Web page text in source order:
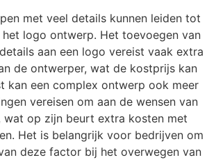
met veel details kunnen leiden tot
logo ontwerp. Het toevoegen van
aan een logo vereist vaak extra
de ontwerper, wat de kostprijs kan
kan een complex ontwerp ook meer
vereisen om aan de wensen van
op zijn beurt extra kosten met
Het is belangrijk voor bedrijven om
deze factor bij het overwegen van